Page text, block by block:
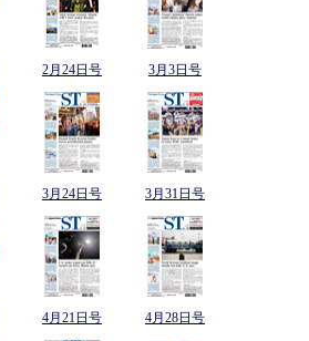
2月24日号 3月3日号
3月24日号 3月31日号
4月21日号 4月28日号